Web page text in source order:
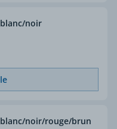
blanc/noir
blanc/noir/rouge/brun